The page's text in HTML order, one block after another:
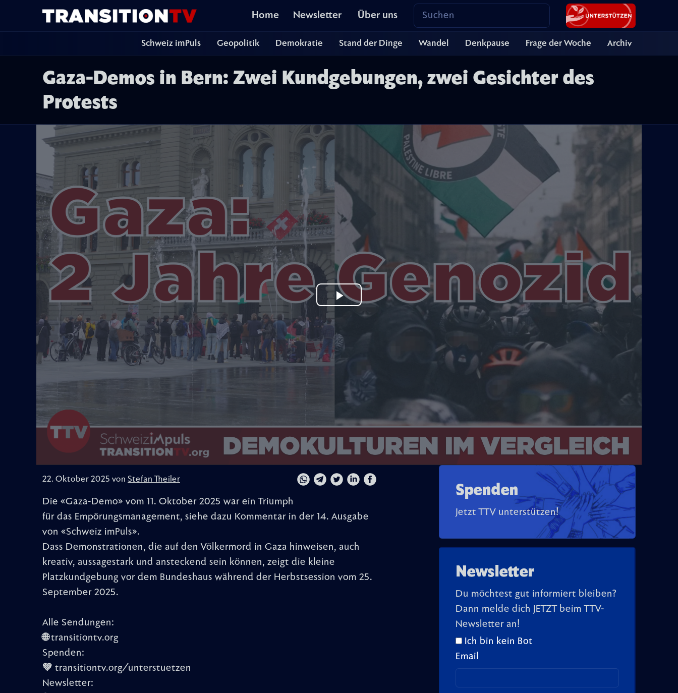
Home Newsletter Über uns
Schweiz imPuls Geopolitik Demokratie Stand der Dinge Wandel Denkpause Frage der Woche Archiv
Gaza-Demos in Bern: Zwei Kundgebungen, zwei Gesichter des
Protests
22. Oktober 2025 von Stefan Theiler
Die «Gaza-Demo» vom 11. Oktober 2025 war ein Triumph
für das Empörungsmanagement, siehe dazu Kommentar in der 14. Ausgabe
von «Schweiz imPuls».
Dass Demonstrationen, die auf den Völkermord in Gaza hinweisen, auch
kreativ, aussagestark und ansteckend sein können, zeigt die kleine
Platzkundgebung vor dem Bundeshaus während der Herbstsession vom 25.
September 2025.
Alle Sendungen:
🌐 transitiontv.org
Spenden:
💚 transitiontv.org/unterstuetzen
Newsletter:
Spenden
Jetzt TTV unterstützen!
Newsletter
Du möchtest gut informiert bleiben?
Dann melde dich JETZT beim TTV-
Newsletter an!
Ich bin kein Bot
Email